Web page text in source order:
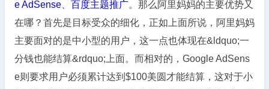
e AdSense 百度主题推广。那么阿里妈妈的主要优势又
在哪？首先是目标受众的细化，正如上面所说，阿里妈妈
主要面对的是中小型的用户，这一点也体现在&ldquo;一
分钱也能结算&rdquo;上面。而相对的，Google AdSens
e则要求用户必须累计达到$100美圆才能结算，这对于小